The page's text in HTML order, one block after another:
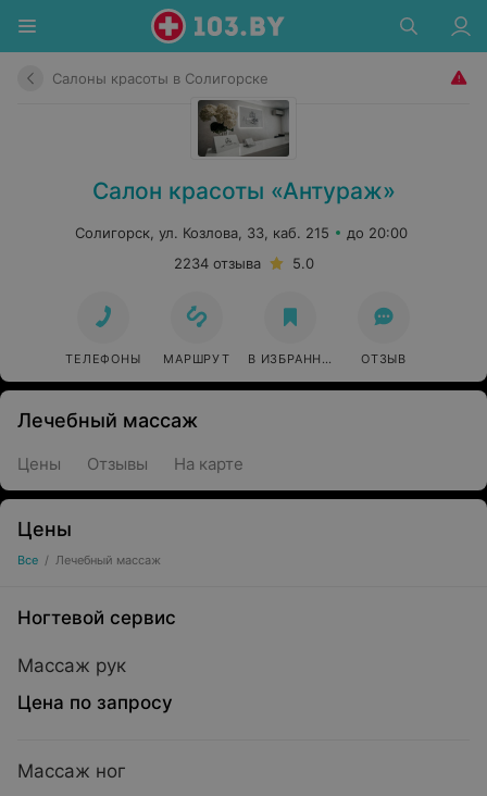
Салоны красоты в Солигорске
Салон красоты «Антураж»
Солигорск, ул. Козлова, 33, каб. 215
до 20:00
2234 отзыва
5.0
ТЕЛЕФОНЫ МАРШРУТ В ИЗБРАННОЕ ОТЗЫВ
Лечебный массаж
Цены Отзывы На карте
Цены
Все / Лечебный массаж
Ногтевой сервис
Массаж рук
Цена по запросу
Массаж ног